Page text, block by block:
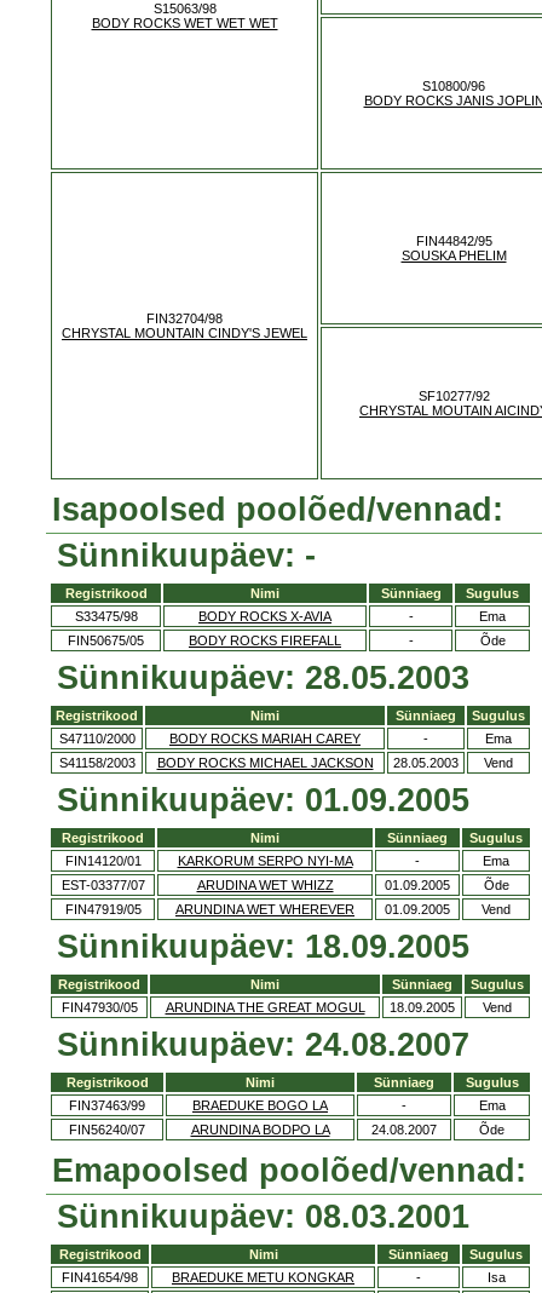
S15063/98
BODY ROCKS WET WET WET
S10800/96
BODY ROCKS JANIS
FIN32704/98
CHRYSTAL MOUNTAIN CINDY'S JEWEL
FIN44842/95
SOUSKA PHELIM
SF10277/92
CHRYSTAL MOUTAIN
Isapoolsed poolõed/vennad:
Sünnikuupäev: -
Registrikood Nimi Sünniaeg
Sugulus
S33475/98
BODY ROCKS X-AVIA -
Ema
FIN50675/05
BODY ROCKS FIREFALL - Õde
Sünnikuupäev: 28.05.2003
Registrikood Nimi Sünniaeg
Sugulus
S47110/2000
BODY ROCKS MARIAH CAREY -
Ema
S41158/2003
BODY ROCKS MICHAEL JACKSON 28.05.2003 Vend
Sünnikuupäev: 01.09.2005
Registrikood Nimi Sünniaeg
Sugulus
FIN14120/01
KARKORUM SERPO NYI-MA -
Ema
EST-03377/07
ARUDINA WET WHIZZ 01.09.2005
Õde
FIN47919/05
ARUNDINA WET WHEREVER 01.09.2005 Vend
Sünnikuupäev: 18.09.2005
Registrikood Nimi Sünniaeg
Sugulus
FIN47930/05
ARUNDINA THE GREAT MOGUL 18.09.2005 Vend
Sünnikuupäev: 24.08.2007
Registrikood Nimi Sünniaeg
Sugulus
FIN37463/99
BRAEDUKE BOGO LA -
Ema
FIN56240/07
ARUNDINA BODPO LA 24.08.2007 Õde
Emapoolsed poolõed/vennad:
Sünnikuupäev: 08.03.2001
Registrikood Nimi Sünniaeg
Sugulus
FIN41654/98
BRAEDUKE METU KONGKAR -
Isa